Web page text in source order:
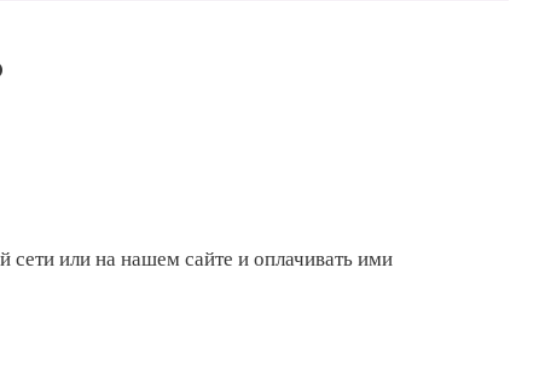
сети или на нашем сайте и оплачивать ими